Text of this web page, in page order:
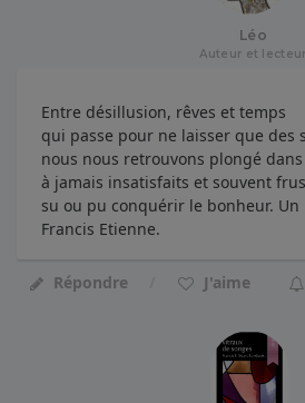
Léo
Auteur et lecteur
Entre désillusion, rêves et temps
qui passe pour ne laisser que des
nous nous retrouvons plongé
à jamais insatisfaits et souvent
su ou pu conquérir le bonheur.
Francis Etienne.
Répondre J'aime